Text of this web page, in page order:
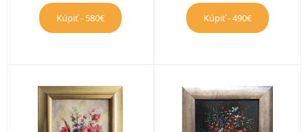
Kúpiť - 580€ Kúpiť - 490€